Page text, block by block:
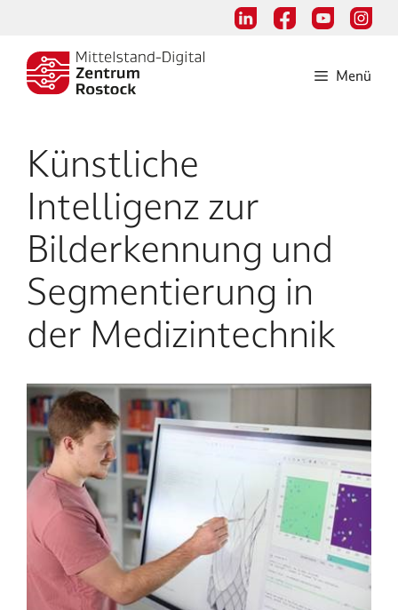
springen
Menü
Künstliche
Intelligenz zur
Bilderkennung und
Segmentierung in
der Medizintechnik